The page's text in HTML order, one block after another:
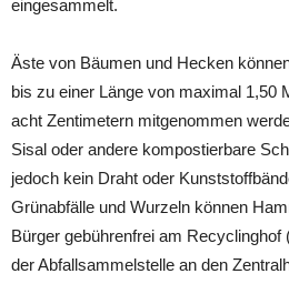
eingesammelt.
Äste von Bäumen und Hecken
bis zu einer Länge von maximal 1,50
acht Zentimetern mitgenommen
Sisal oder andere kompostierbare
jedoch kein Draht oder
Grünabfälle und Wurzeln können
Bürger gebührenfrei am
der Abfallsammelstelle an den